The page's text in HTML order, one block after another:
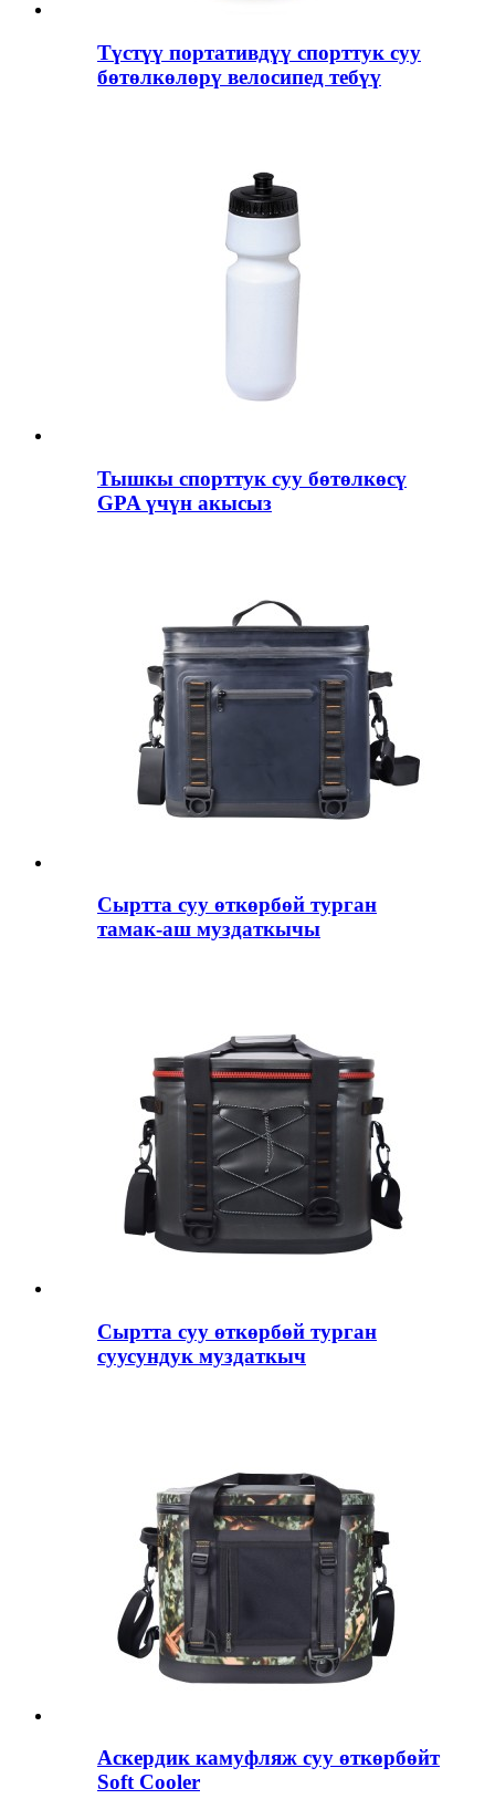
Түстүү портативдүү спорттук суу
бөтөлкөлөрү велосипед тебүү
Тышкы спорттук суу бөтөлкөсү
GPA үчүн акысыз
Сыртта суу өткөрбөй турган
тамак-аш муздаткычы
Сыртта суу өткөрбөй турган
суусундук муздаткыч
Аскердик камуфляж суу өткөрбөйт
Soft Cooler